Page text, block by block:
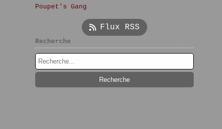
Poupet's Gang
Flux RSS
Recherche